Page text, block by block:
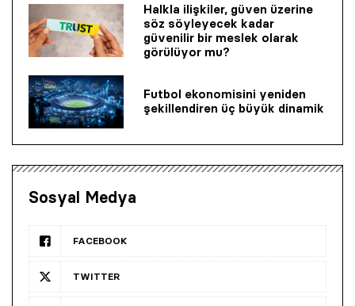
Halkla ilişkiler, güven üzerine
söz söyleyecek kadar
güvenilir bir mes­lek olarak
görülüyor mu?
Futbol ekonomisini yeniden
şekillendiren üç büyük dinamik
Sosyal Medya
FACEBOOK
TWITTER